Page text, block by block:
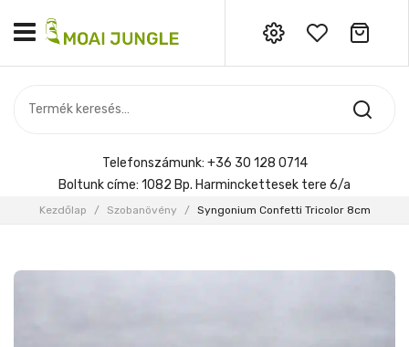
SZOBANÖVÉNY
KIEGÉSZÍTŐK
Menyasszonyi csokor
Telefonszámunk: +36 30 128 0714
Boltunk címe: 1082 Bp. Harminckettesek tere 6/a
Kezdőlap / Szobanövény / Syngonium Confetti Tricolor 8cm